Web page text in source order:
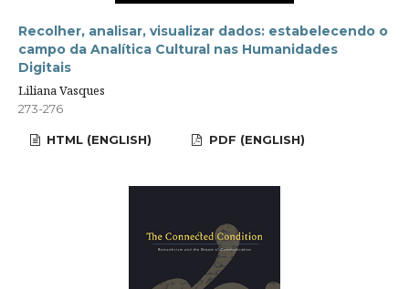
Recolher, analisar, visualizar dados: estabelecendo o
campo da Analítica Cultural nas Humanidades
Digitais
Liliana Vasques
273-276
HTML (ENGLISH) PDF (ENGLISH)